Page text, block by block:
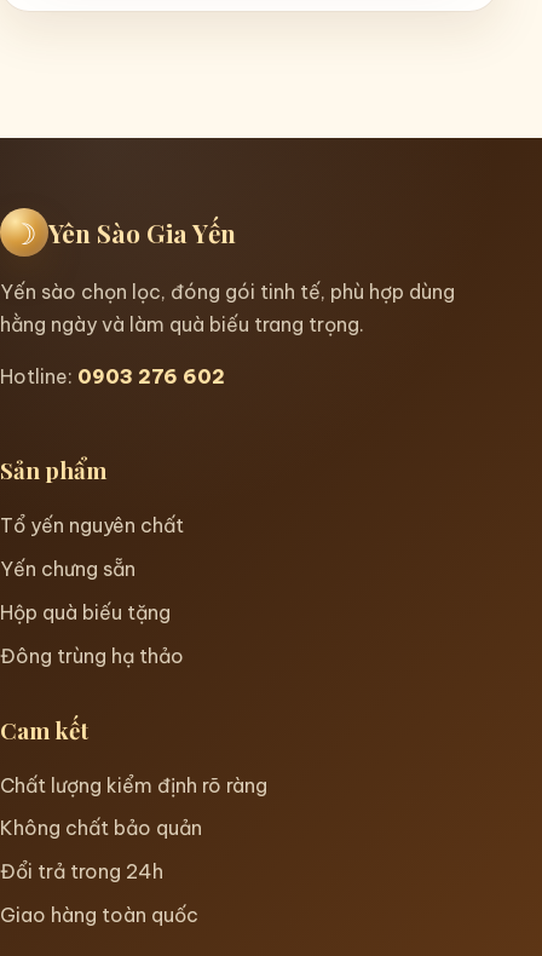
☽ Yên Sào Gia Yến
Yến sào chọn lọc, đóng gói tinh tế, phù hợp dùng
hằng ngày và làm quà biếu trang trọng.
Hotline: 0903 276 602
Sản phẩm
Tổ yến nguyên chất
Yến chưng sẵn
Hộp quà biếu tặng
Đông trùng hạ thảo
Cam kết
Chất lượng kiểm định rõ ràng
Không chất bảo quản
Đổi trả trong 24h
Giao hàng toàn quốc